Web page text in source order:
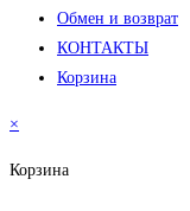
Обмен и возврат
КОНТАКТЫ
Корзина
×
Корзина